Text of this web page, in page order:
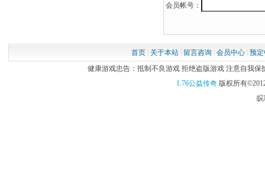
会员帐号：
首页| 关于本站| 留言咨询 会员中心| 预
健康游戏忠告：抵制不良游戏 拒绝盗版游戏 注意自我保
1.76公益传奇版权所有
皖